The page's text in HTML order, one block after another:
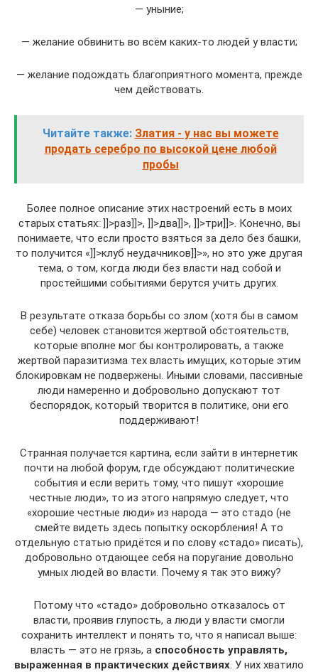
— уныние;
— желание обвинить во всём каких-то людей у власти;
— желание подождать благоприятного момента, прежде
чем действовать.
Читайте также: Златия - у нас вы можете
продать серебро по высокой цене любой
пробы
Более полное описание этих настроений есть в моих
старых статьях: ]]>раз]]>, ]]>два]]>, ]]>три]]>. Конечно, вы
понимаете, что если просто взяться за дело без башки,
то получится «]]>клуб неудачников]]>», но это уже другая
тема, о том, когда люди без власти над собой и
простейшими событиями берутся учить других.
В результате отказа борьбы со злом (хотя бы в самом
себе) человек становится жертвой обстоятельств,
которые вполне мог бы контролировать, а также
жертвой паразитизма тех власть имущих, которые этим
блокировкам не подвержены. Иными словами, пассивные
люди намеренно и добровольно допускают тот
беспорядок, который творится в политике, они его
поддерживают!
Странная получается картина, если зайти в интернетик
почти на любой форум, где обсуждают политические
события и если верить тому, что пишут «хорошие
честные люди», то из этого напрямую следует, что
«хорошие честные люди» из народа — это стадо (не
смейте видеть здесь попытку оскорбления! А то
отдельную статью придётся и по слову «стадо» писать),
добровольно отдающее себя на поругание довольно
умных людей во власти. Почему я так это вижу?
Потому что «стадо» добровольно отказалось от
власти, проявив глупость, а люди у власти смогли
сохранить интеллект и понять то, что я написал выше:
власть — это не грязь, а способность управлять,
выраженная в практических действиях. У них хватило